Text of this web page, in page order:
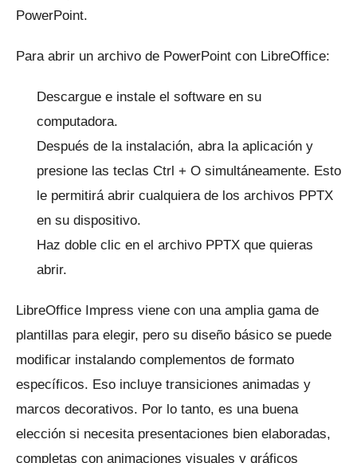
PowerPoint.
Para abrir un archivo de PowerPoint con LibreOffice:
Descargue e instale el software en su
computadora.
Después de la instalación, abra la aplicación y
presione las teclas Ctrl + O simultáneamente. Esto
le permitirá abrir cualquiera de los archivos PPTX
en su dispositivo.
Haz doble clic en el archivo PPTX que quieras
abrir.
LibreOffice Impress viene con una amplia gama de
plantillas para elegir, pero su diseño básico se puede
modificar instalando complementos de formato
específicos. Eso incluye transiciones animadas y
marcos decorativos. Por lo tanto, es una buena
elección si necesita presentaciones bien elaboradas,
completas con animaciones visuales y gráficos